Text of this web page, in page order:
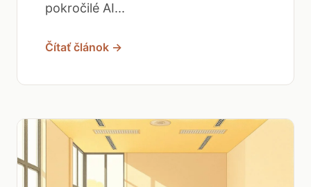
pokročilé AI...
Čítať článok →